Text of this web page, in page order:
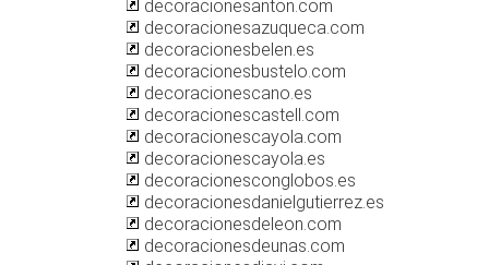
decoracionesanton.com
decoracionesazuqueca.com
decoracionesbelen.es
decoracionesbustelo.com
decoracionescano.es
decoracionescastell.com
decoracionescayola.com
decoracionescayola.es
decoracionesconglobos.es
decoracionesdanielgutierrez.es
decoracionesdeleon.com
decoracionesdeunas.com